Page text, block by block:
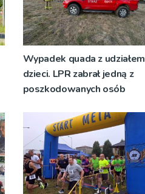
Wypadek quada z udziałem
dzieci. LPR zabrał jedną z
poszkodowanych osób